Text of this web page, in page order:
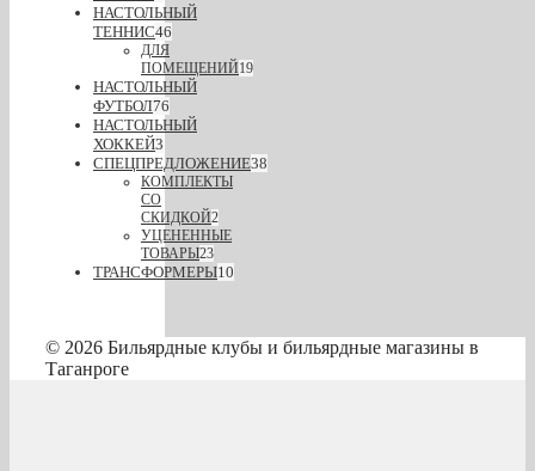
НАСТОЛЬНЫЙ
ТЕННИС46
ДЛЯ
ПОМЕЩЕНИЙ19
НАСТОЛЬНЫЙ
ФУТБОЛ76
НАСТОЛЬНЫЙ
ХОККЕЙ3
СПЕЦПРЕДЛОЖЕНИЕ38
КОМПЛЕКТЫ
СО
СКИДКОЙ2
УЦЕНЕННЫЕ
ТОВАРЫ23
ТРАНСФОРМЕРЫ10
© 2026 Бильярдные клубы и бильярдные магазины в
Таганроге